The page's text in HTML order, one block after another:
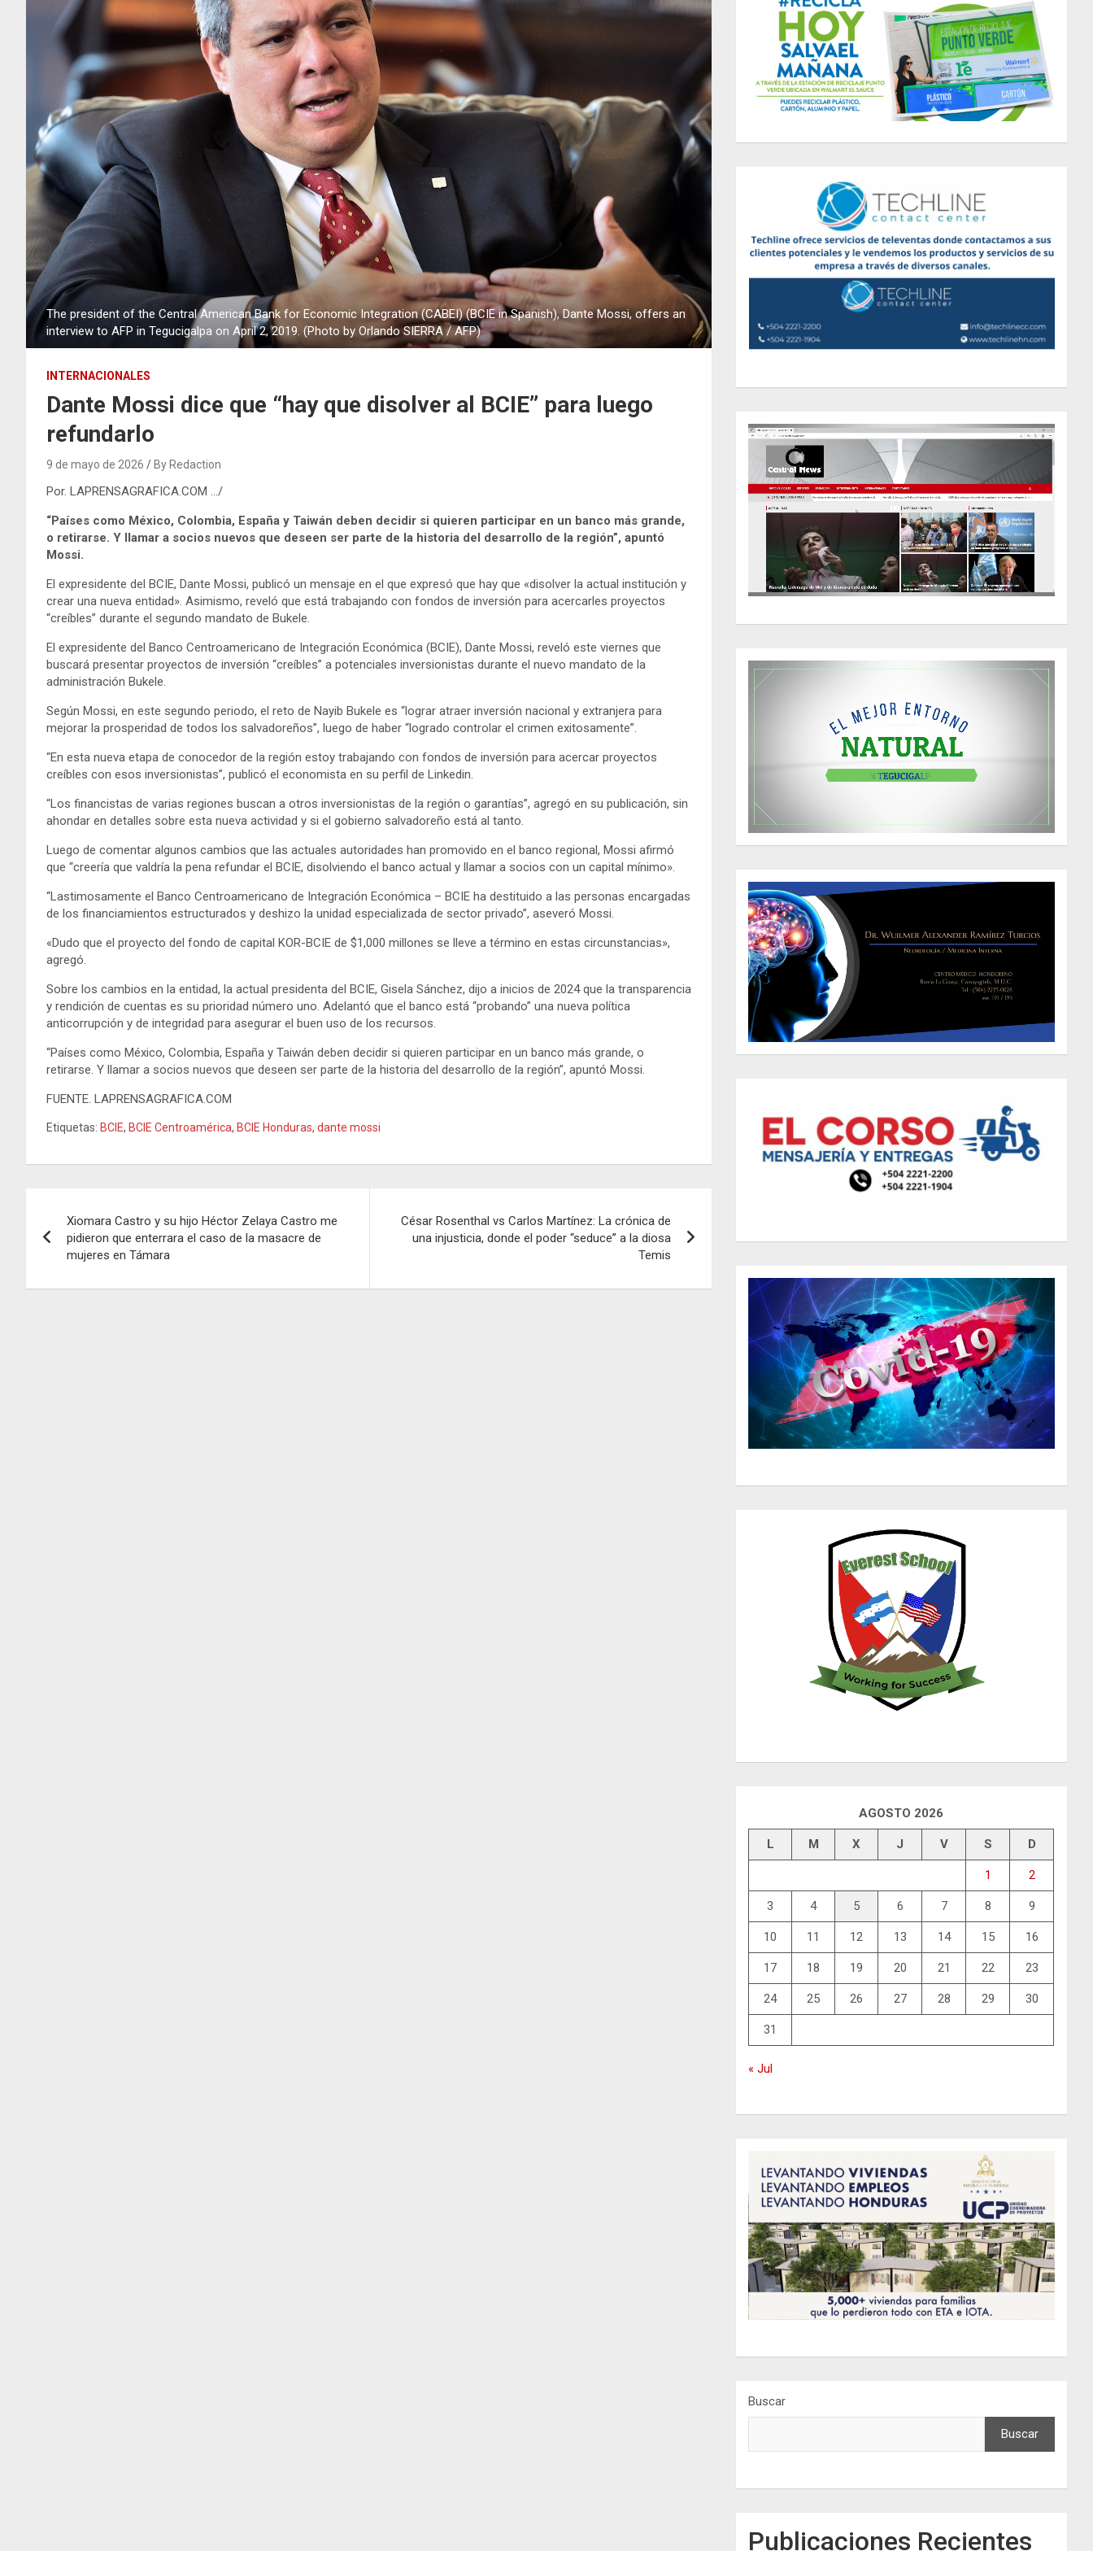
The president of the Central American Bank for Economic Integration (CABEI) (BCIE in Spanish), Dante Mossi, offers an
interview to AFP in Tegucigalpa on April 2, 2019. (Photo by Orlando SIERRA / AFP)
INTERNACIONALES
Dante Mossi dice que “hay que disolver al BCIE” para luego
refundarlo
9 de mayo de 2026 By Redaction
Por. LAPRENSAGRAFICA.COM …/
“Países como México, Colombia, España y Taiwán deben decidir si quieren participar en un banco más grande,
o retirarse. Y llamar a socios nuevos que deseen ser parte de la historia del desarrollo de la región”, apuntó
Mossi.
El expresidente del BCIE, Dante Mossi, publicó un mensaje en el que expresó que hay que «disolver la actual institución y
crear una nueva entidad». Asimismo, reveló que está trabajando con fondos de inversión para acercarles proyectos
“creíbles” durante el segundo mandato de Bukele.
El expresidente del Banco Centroamericano de Integración Económica (BCIE), Dante Mossi, reveló este viernes que
buscará presentar proyectos de inversión “creíbles” a potenciales inversionistas durante el nuevo mandato de la
administración Bukele.
Según Mossi, en este segundo periodo, el reto de Nayib Bukele es “lograr atraer inversión nacional y extranjera para
mejorar la prosperidad de todos los salvadoreños”, luego de haber “logrado controlar el crimen exitosamente”.
“En esta nueva etapa de conocedor de la región estoy trabajando con fondos de inversión para acercar proyectos
creíbles con esos inversionistas”, publicó el economista en su perfil de Linkedin.
“Los financistas de varias regiones buscan a otros inversionistas de la región o garantías”, agregó en su publicación, sin
ahondar en detalles sobre esta nueva actividad y si el gobierno salvadoreño está al tanto.
Luego de comentar algunos cambios que las actuales autoridades han promovido en el banco regional, Mossi afirmó
que “creería que valdría la pena refundar el BCIE, disolviendo el banco actual y llamar a socios con un capital mínimo».
“Lastimosamente el Banco Centroamericano de Integración Económica – BCIE ha destituido a las personas encargadas
de los financiamientos estructurados y deshizo la unidad especializada de sector privado”, aseveró Mossi.
«Dudo que el proyecto del fondo de capital KOR-BCIE de $1,000 millones se lleve a término en estas circunstancias»,
agregó.
Sobre los cambios en la entidad, la actual presidenta del BCIE, Gisela Sánchez, dijo a inicios de 2024 que la transparencia
y rendición de cuentas es su prioridad número uno. Adelantó que el banco está “probando” una nueva política
anticorrupción y de integridad para asegurar el buen uso de los recursos.
“Países como México, Colombia, España y Taiwán deben decidir si quieren participar en un banco más grande, o
retirarse. Y llamar a socios nuevos que deseen ser parte de la historia del desarrollo de la región”, apuntó Mossi.
FUENTE. LAPRENSAGRAFICA.COM
Etiquetas: BCIE, BCIE Centroamérica, BCIE Honduras, dante mossi
de
entradas
Xiomara Castro y su hijo Héctor Zelaya Castro me
pidieron que enterrara el caso de la masacre de
mujeres en Támara
César Rosenthal vs Carlos Martínez: La crónica de
una injusticia, donde el poder “seduce” a la diosa
Temis
AGOSTO 2026
L M X J V S D
1 2
3 4 5 6 7 8 9
10 11 12 13 14 15 16
17 18 19 20 21 22 23
24 25 26 27 28 29 30
31
« Jul
Buscar
Buscar
Publicaciones Recientes